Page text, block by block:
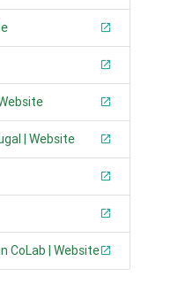
| Website
CoLab | Website